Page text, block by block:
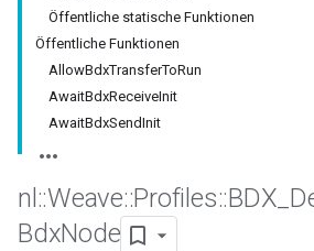
Öffentliche statische Funktionen
Öffentliche Funktionen
AllowBdxTransferToRun
AwaitBdxReceiveInit
AwaitBdxSendInit
nl ::Weave::Profiles::BDX
BdxNode